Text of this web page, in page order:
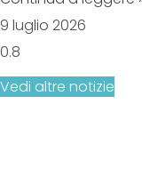
9 luglio 2026
Vedi altre notizie